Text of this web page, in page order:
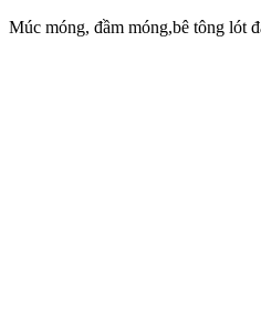
Múc móng, đầm móng,bê tông lót